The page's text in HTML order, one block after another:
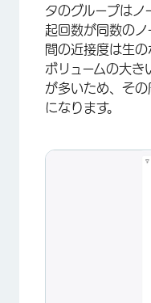
タのグループはノ
起回数が同数の
間の近接度は生の
ボリュームの大
が多いため、そ
になります。